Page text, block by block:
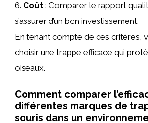
6. Coût : Comparer le rapport
s’assurer d’un bon investissement.
En tenant compte de ces critères,
choisir une trappe efficace qui
oiseaux.
Comment comparer
différentes marques de
souris dans un